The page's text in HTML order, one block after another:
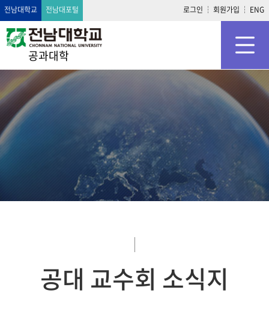
전남대학교 전남대포털 로그인 회원가입 ENG
공과대학
공대 교수회 소식지